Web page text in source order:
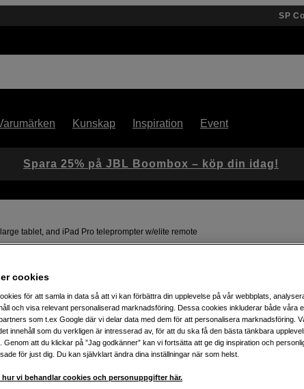
SP
Kunskap Inspiration Event
tablet, and iPad Pro teleprompter w/elite remote
Ikan PT-ELITE-PRO-RC Elite Universal
and iPad Pro teleprompter w/elite remote
Använd din surfplatta som
teleprompter
Spara 25% på JBL Boombox – köp din idag!
cookies
för att samla in data så att vi kan förbättra din upplevelse på vår webbplats,
och visa relevant personaliserad marknadsföring. Dessa cookies inkluderar både våra
som t.ex Google där vi delar data med dem för att personalisera marknadsföring.
innehåll som du verkligen är intresserad av, för att du ska få den bästa tänkbara
Genom att du klickar på ”Jag godkänner” kan vi fortsätta att ge dig inspiration och
för just dig. Du kan självklart ändra dina inställningar när som helst.
hur vi behandlar cookies och personuppgifter här.